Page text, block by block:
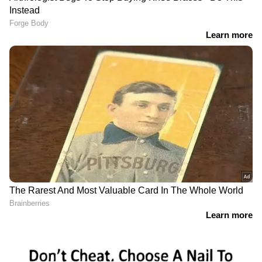
Related Articles
ഭൂരിപക്ഷ പ്രവചന മത്സരം, വാഗ്ദാനം 10001
അറിയാൻ
എപ്പോഴും ഏഷ്യാനെറ്റ് ന്യൂസ് വാർത്തകൾ.
Malayalam News
അപ്‌ഡേറ്റുകളും
ആഴത്തിലുള്ള വിശകലനവും സമഗ്രമായ
റിപ്പോർട്ടിംഗും — എല്ലാം ഒരൊറ്റ സ്ഥലത്ത്.
ഏത് സമയത്തും, എവിടെയും
വിശ്വസനീയമായ വാർത്തകൾ ലഭിക്കാൻ
Asianet News Malayalam